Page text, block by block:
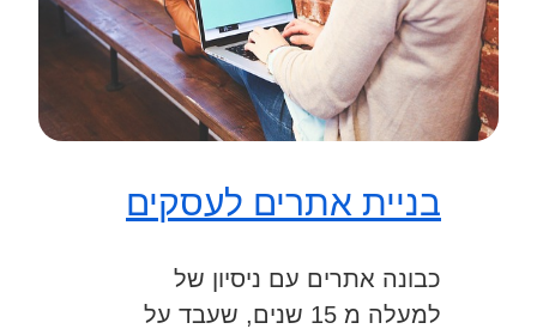
בניית אתרים לעסקים
כבונה אתרים עם ניסיון של
למעלה מ 15 שנים, שעבד על